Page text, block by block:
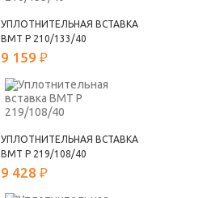
УПЛОТНИТЕЛЬНАЯ ВСТАВКА
ВМТ Р 210/133/40
9 159 ₽
УПЛОТНИТЕЛЬНАЯ ВСТАВКА
ВМТ Р 219/108/40
9 428 ₽